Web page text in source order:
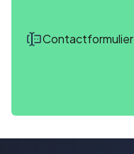
Contactformulier